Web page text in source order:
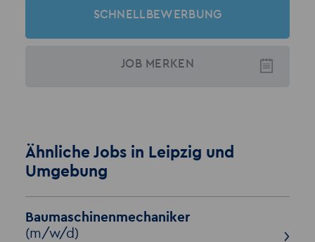
SCHNELLBEWERBUNG
JOB MERKEN
Ähnliche Jobs in Leipzig und
Umgebung
Baumaschinenmechaniker
(m/w/d)